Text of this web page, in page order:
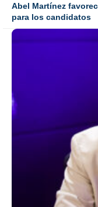
Abel Martínez
para los candidatos